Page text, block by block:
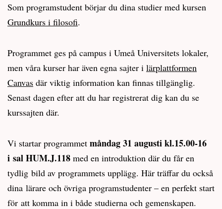
Som programstudent börjar du dina studier med kursen
Grundkurs i filosofi.
Programmet ges på campus i Umeå Universitets lokaler,
men våra kurser har även egna sajter i lärplattformen
Canvas där viktig information kan finnas tillgänglig.
Senast dagen efter att du har registrerat dig kan du se
kurssajten där.
Vi startar programmet måndag 31 augusti kl.15.00-16
i sal HUM.J.118 med en introduktion där du får en
tydlig bild av programmets upplägg. Här träffar du också
dina lärare och övriga programstudenter – en perfekt start
för att komma in i både studierna och gemenskapen.